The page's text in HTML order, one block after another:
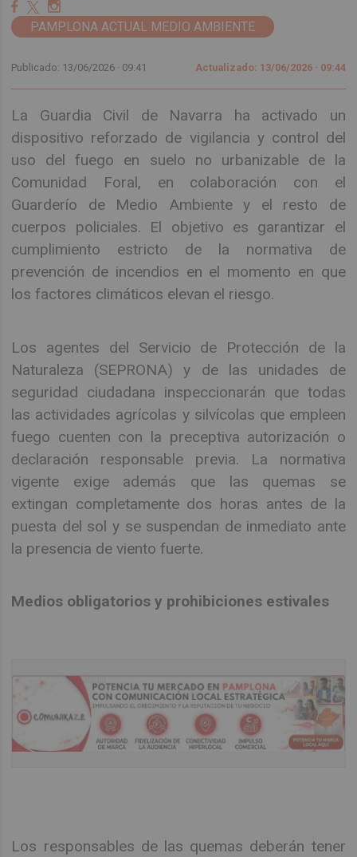
PAMPLONA ACTUAL MEDIO AMBIENTE
Publicado: 13/06/2026 · 09:41 Actualizado: 13/06/2026 · 09:44
La Guardia Civil de Navarra ha activado un
dispositivo reforzado de vigilancia y control del
uso del fuego en suelo no urbanizable de la
Comunidad Foral, en colaboración con el
Guarderío de Medio Ambiente y el resto de
cuerpos policiales. El objetivo es garantizar el
cumplimiento estricto de la normativa de
prevención de incendios en el momento en que
los factores climáticos elevan el riesgo.
Los agentes del Servicio de Protección de la
Naturaleza (SEPRONA) y de las unidades de
seguridad ciudadana inspeccionarán que todas
las actividades agrícolas y silvícolas que empleen
fuego cuenten con la preceptiva autorización o
declaración responsable previa. La normativa
vigente exige además que las quemas se
extingan completamente dos horas antes de la
puesta del sol y se suspendan de inmediato ante
la presencia de viento fuerte.
Medios obligatorios y prohibiciones estivales
Los responsables de las quemas deberán tener